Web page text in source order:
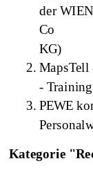
der
Co
KG)
MapsTell
- Training
PEWE
Kategorie